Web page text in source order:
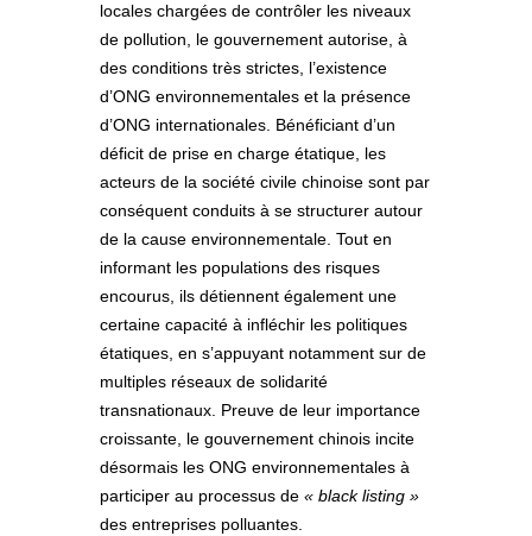
locales chargées de contrôler les niveaux
de pollution, le gouvernement autorise, à
des conditions très strictes, l’existence
d’ONG environnementales et la présence
d’ONG internationales. Bénéficiant d’un
déficit de prise en charge étatique, les
acteurs de la société civile chinoise sont par
conséquent conduits à se structurer autour
de la cause environnementale. Tout en
informant les populations des risques
encourus, ils détiennent également une
certaine capacité à infléchir les politiques
étatiques, en s’appuyant notamment sur de
multiples réseaux de solidarité
transnationaux. Preuve de leur importance
croissante, le gouvernement chinois incite
désormais les ONG environnementales à
participer au processus de « black listing »
des entreprises polluantes.